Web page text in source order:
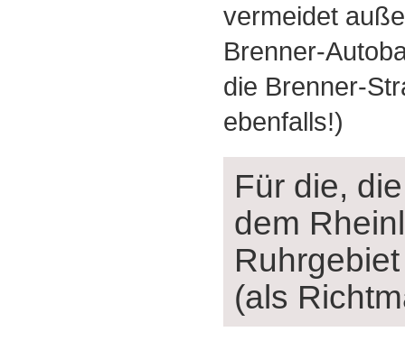
vermeidet
Brenner-
die Brenner-
ebenfalls!)
Für die,
dem
(als